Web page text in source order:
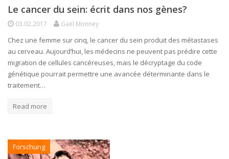
Le cancer du sein: écrit dans nos gènes?
03.02.2017 Gaël Monney
Chez une femme sur cinq, le cancer du sein produit des métastases
au cerveau. Aujourd’hui, les médecins ne peuvent pas prédire cette
migration de cellules cancéreuses, mais le décryptage du code
génétique pourrait permettre une avancée déterminante dans le
traitement…
Read more
Forschung